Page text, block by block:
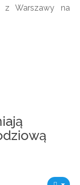
z Warszawy na